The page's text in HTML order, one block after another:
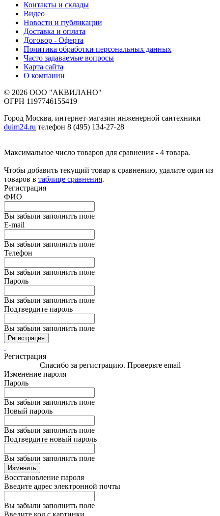
Контакты и склады
Видео
Новости и публикации
Доставка и оплата
Договор - Оферта
Политика обработки персональных данных
Часто задаваемые вопросы
Карта сайта
О компании
© 2026 ООО "АКВИЛАНО"
ОГРН 1197746155419
Город Москва, интернет-магазин инженерной сантехники
duim24.ru телефон 8 (495) 134-27-28
Максимальное число товаров для сравнения - 4 товара.
Чтобы добавить текущий товар к сравнению, удалите один из
товаров в таблице сравнения.
Регистрация
ФИО
Вы забыли заполнить поле
E-mail
Вы забыли заполнить поле
Телефон
Вы забыли заполнить поле
Пароль
Вы забыли заполнить поле
Подтвердите пароль
Вы забыли заполнить поле
Регистрация
Регистрация
Спасибо за регистрацию. Проверьте email
Изменение пароля
Пароль
Вы забыли заполнить поле
Новый пароль
Вы забыли заполнить поле
Подтвердите новый пароль
Вы забыли заполнить поле
Изменить
Восстановление пароля
Введите адрес электронной почты
Вы забыли заполнить поле